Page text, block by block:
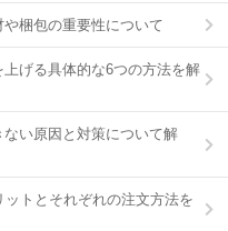
梱包の重要性について
げる具体的な6つの方法を解
い原因と対策について解
トとそれぞれの注文方法を